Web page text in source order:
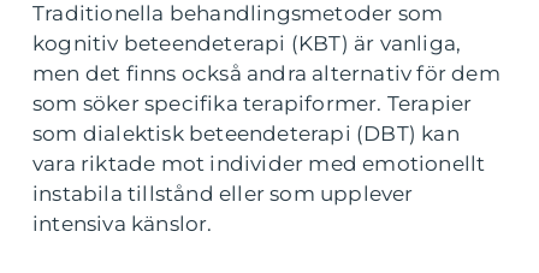
Traditionella behandlingsmetoder som
kognitiv beteendeterapi (KBT) är vanliga,
men det finns också andra alternativ för dem
som söker specifika terapiformer. Terapier
som dialektisk beteendeterapi (DBT) kan
vara riktade mot individer med emotionellt
instabila tillstånd eller som upplever
intensiva känslor.